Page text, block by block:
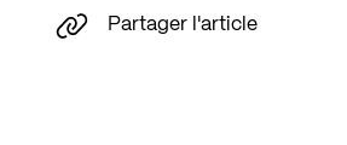
Partager l'article